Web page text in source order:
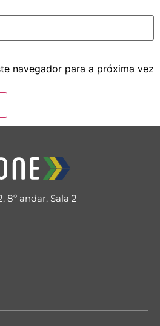
navegador para a próxima vez
8º andar, Sala 2